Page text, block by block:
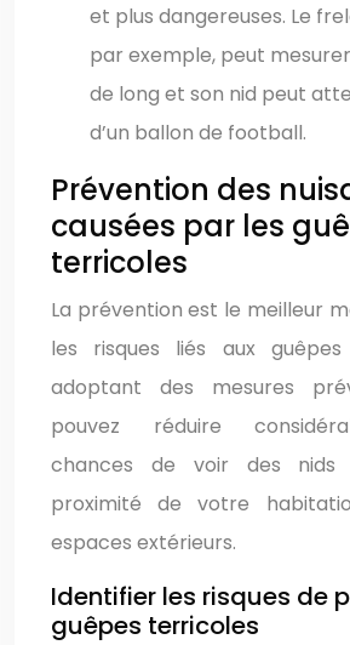
et plus dangereuses. Le
par exemple, peut mesurer
de long et son nid peut
d’un ballon de football.
Prévention des
causées par les
terricoles
La prévention est le meilleur
les risques liés aux
adoptant des mesures
pouvez réduire
chances de voir des
proximité de votre
espaces extérieurs.
Identifier les risques de
guêpes terricoles